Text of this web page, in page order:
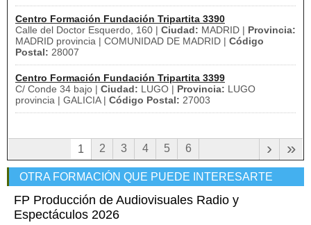
Centro Formación Fundación Tripartita 3390
Calle del Doctor Esquerdo, 160 | Ciudad: MADRID | Provincia:
MADRID provincia | COMUNIDAD DE MADRID | Código
Postal: 28007
Centro Formación Fundación Tripartita 3399
C/ Conde 34 bajo | Ciudad: LUGO | Provincia: LUGO
provincia | GALICIA | Código Postal: 27003
1 2 3 4 5 6 »
›
OTRA FORMACIÓN QUE PUEDE INTERESARTE
FP Producción de Audiovisuales Radio y
Espectáculos 2026